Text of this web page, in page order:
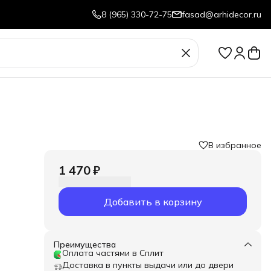
8 (965) 330-72-75 fasad@arhidecor.ru
В избранное
1 470 ₽
Добавить в корзину
Преимущества
Оплата частями в Сплит
Доставка в пункты выдачи или до двери